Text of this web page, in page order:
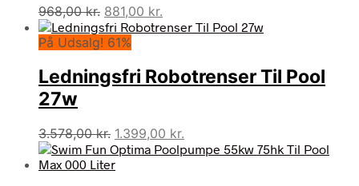
968,00kr. Den
oprindelige
pris
968,00 kr..
881,00 kr.
aktuelle
881,00 kr..
På Udsalg! 61%
Ledningsfri Robotrenser Til Pool
27w
3.578,00kr. Den
oprindelige
pris
1.399,00 kr.
aktuelle